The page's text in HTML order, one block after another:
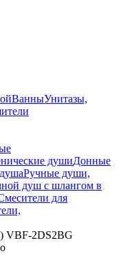
ВанныУнитазы,
душиДонные
Ручные души,
душ с шлангом в
для
VBF-2DS2BG